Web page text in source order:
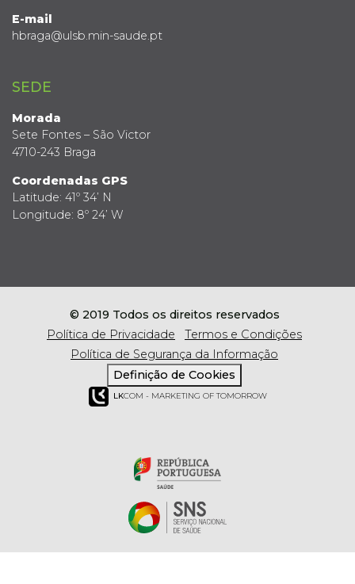
E-mail
hbraga@ulsb.min-saude.pt
SEDE
Morada
Sete Fontes – São Victor
4710-243 Braga
Coordenadas GPS
Latitude: 41º 34’ N
Longitude: 8º 24’ W
© 2019 Todos os direitos reservados
Política de Privacidade
Termos e Condições
Política de Segurança da Informação
Definição de Cookies
LKCOM - MARKETING OF TOMORROW